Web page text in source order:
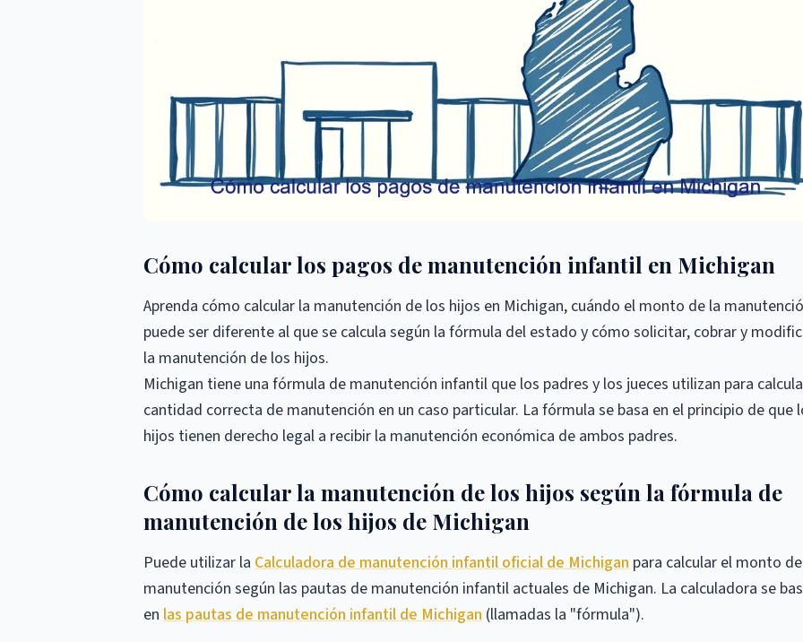
Cómo calcular los pagos de manutención infantil en Michigan
Aprenda cómo calcular la manutención de los hijos en Michigan, cuándo el monto de la
puede ser diferente al que se calcula según la fórmula del estado y cómo solicitar, cobrar y
la manutención de los hijos.
Michigan tiene una fórmula de manutención infantil que los padres y los jueces utilizan para
cantidad correcta de manutención en un caso particular. La fórmula se basa en el principio de que
hijos tienen derecho legal a recibir la manutención económica de ambos padres.
Cómo calcular la manutención de los hijos según la fórmula de
manutención de los hijos de Michigan
Puede utilizar la Calculadora de manutención infantil oficial de Michigan para calcular el monto
manutención según las pautas de manutención infantil actuales de Michigan. La calculadora se
en las pautas de manutención infantil de Michigan (llamadas la "fórmula").